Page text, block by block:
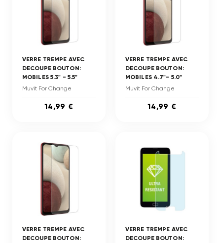
VERRE TREMPE AVEC
DECOUPE BOUTON:
MOBILES 5.3" - 5.5"
Muvit For Change
14,99 €
VERRE TREMPE AVEC
DECOUPE BOUTON:
MOBILES 4.7"- 5.0"
Muvit For Change
14,99 €
VERRE TREMPE AVEC
DECOUPE BOUTON:
VERRE TREMPE AVEC
DECOUPE BOUTON: